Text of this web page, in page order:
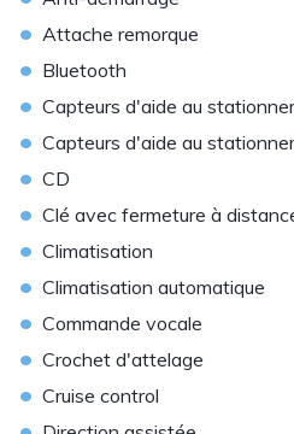
• Attache remorque
• Bluetooth
• Capteurs d'aide au
• Capteurs d'aide au
• CD
• Clé avec fermeture à
• Climatisation
• Climatisation automatique
• Commande vocale
• Crochet d'attelage
• Cruise control